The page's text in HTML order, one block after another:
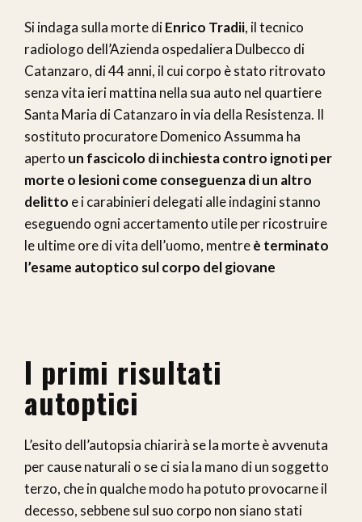
Si indaga sulla morte diEnrico Tradii, il tecnico
radiologo dell’Azienda ospedaliera Dulbecco di
Catanzaro, di 44 anni, il cui corpo è stato ritrovato
senza vita ieri mattina nella sua auto nel quartiere
Santa Maria di Catanzaro in via della Resistenza. Il
sostituto procuratore Domenico Assumma ha
aperto un fascicolo di inchiesta contro ignoti per
morte o lesioni come conseguenza di un altro
delitto e i carabinieri delegati alle indagini stanno
eseguendo ogni accertamento utile per ricostruire
le ultime ore di vita dell’uomo, mentreè terminato
l’esame autoptico sul corpo del giovane
I primi risultati
autoptici
L’esito dell’autopsia chiarirà se la morte è avvenuta
per cause naturali o se ci sia la mano di un soggetto
terzo, che in qualche modo ha potuto provocarne il
decesso, sebbene sul suo corpo non siano stati